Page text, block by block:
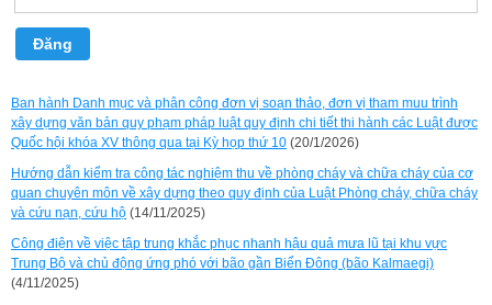
Đăng
Ban hành Danh mục và phân công đơn vị soạn thảo, đơn vị tham muu trình
xây dựng văn bản quy phạm pháp luật quy định chi tiết thi hành các Luật được
Quốc hội khóa XV thông qua tại Kỳ họp thứ 10 (20/1/2026)
Hướng dẫn kiểm tra công tác nghiệm thu về phòng cháy và chữa cháy của cơ
quan chuyên môn về xây dựng theo quy định của Luật Phòng cháy, chữa cháy
và cứu nạn, cứu hộ (14/11/2025)
Công điện về việc tập trung khắc phục nhanh hậu quả mưa lũ tại khu vực
Trung Bộ và chủ động ứng phó với bão gần Biển Đông (bão Kalmaegi)
(4/11/2025)